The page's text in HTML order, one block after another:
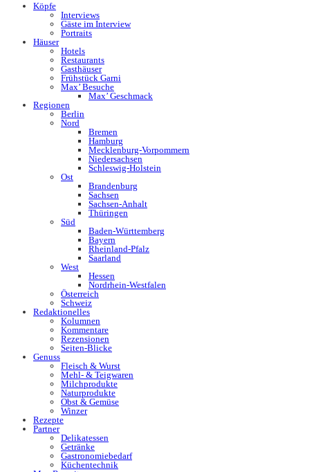
Köpfe
Interviews
Gäste im Interview
Portraits
Häuser
Hotels
Restaurants
Gasthäuser
Frühstück Garni
Max’ Besuche
Max’ Geschmack
Regionen
Berlin
Nord
Bremen
Hamburg
Mecklenburg-Vorpommern
Niedersachsen
Schleswig-Holstein
Ost
Brandenburg
Sachsen
Sachsen-Anhalt
Thüringen
Süd
Baden-Württemberg
Bayern
Rheinland-Pfalz
Saarland
West
Hessen
Nordrhein-Westfalen
Österreich
Schweiz
Redaktionelles
Kolumnen
Kommentare
Rezensionen
Seiten-Blicke
Genuss
Fleisch & Wurst
Mehl- & Teigwaren
Milchprodukte
Naturprodukte
Obst & Gemüse
Winzer
Rezepte
Partner
Delikatessen
Getränke
Gastronomiebedarf
Küchentechnik